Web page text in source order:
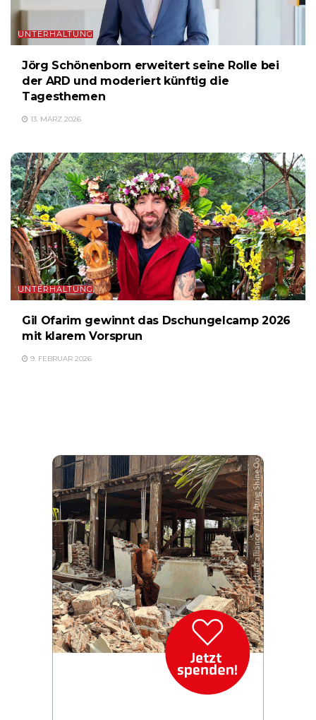
UNTERHALTUNG
Jörg Schönenborn erweitert seine Rolle bei
der ARD und moderiert künftig die
Tagesthemen
13. MÄRZ 2026
UNTERHALTUNG
Gil Ofarim gewinnt das Dschungelcamp 2026
mit klarem Vorsprun
9. FEBRUAR 2026